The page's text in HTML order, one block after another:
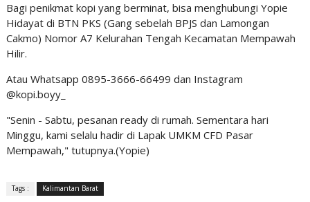
Bagi penikmat kopi yang berminat, bisa menghubungi Yopie
Hidayat di BTN PKS (Gang sebelah BPJS dan Lamongan
Cakmo) Nomor A7 Kelurahan Tengah Kecamatan Mempawah
Hilir.
Atau Whatsapp 0895-3666-66499 dan Instagram
@kopi.boyy_
"Senin - Sabtu, pesanan ready di rumah. Sementara hari
Minggu, kami selalu hadir di Lapak UMKM CFD Pasar
Mempawah," tutupnya.(Yopie)
Tags : Kalimantan Barat